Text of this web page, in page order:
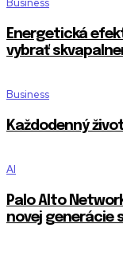
Business
Energetická
vybrať
Business
Každodenný
AI
Palo Alto
novej generácie